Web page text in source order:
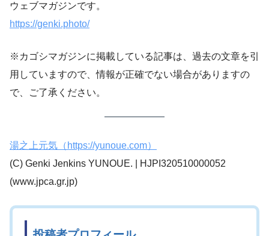
ウェブマガジンです。
https://genki.photo/
※カゴシマガジンに掲載している記事は、過去の文章を引
用していますので、情報が正確でない場合がありますの
で、ご了承ください。
湯之上元気（https://yunoue.com）
(C) Genki Jenkins YUNOUE. | HJPI320510000052
(www.jpca.gr.jp)